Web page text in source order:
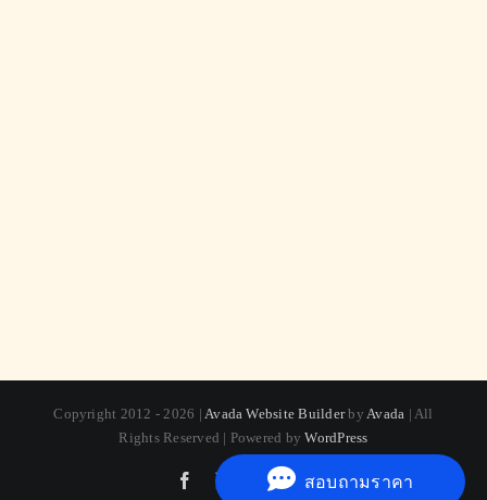
สอบถามราคา
Copyright 2012 - 2026 | Avada Website Builderby Avada | All
Rights Reserved | Powered byWordPress
Facebook InstagramPinterest